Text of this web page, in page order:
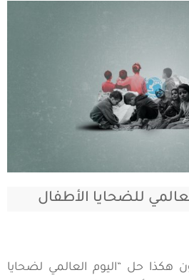
للضحايا الأطفال
حل “اليوم العالمي لضحايا